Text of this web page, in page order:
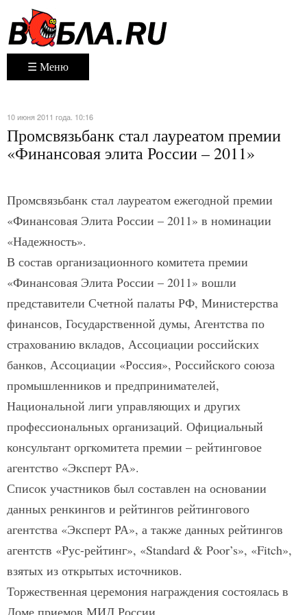
☰ Меню
10 июня 2011 года. 10:16
Промсвязьбанк стал лауреатом премии
«Финансовая элита России – 2011»
Промсвязьбанк стал лауреатом ежегодной премии
«Финансовая Элита России – 2011» в номинации
«Надежность».
В состав организационного комитета премии
«Финансовая Элита России – 2011» вошли
представители Счетной палаты РФ, Министерства
финансов, Государственной думы, Агентства по
страхованию вкладов, Ассоциации российских
банков, Ассоциации «Россия», Российского союза
промышленников и предпринимателей,
Национальной лиги управляющих и других
профессиональных организаций. Официальный
консультант оргкомитета премии – рейтинговое
агентство «Эксперт РА».
Список участников был составлен на основании
данных ренкингов и рейтингов рейтингового
агентства «Эксперт РА», а также данных рейтингов
агентств «Рус-рейтинг», «Standard & Poor’s», «Fitch»,
взятых из открытых источников.
Торжественная церемония награждения состоялась в
Доме приемов МИД России.